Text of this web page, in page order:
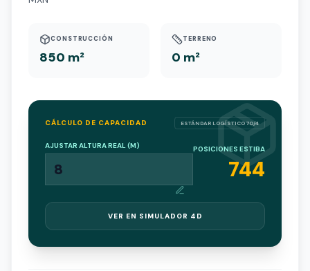
CONSTRUCCIÓN
850 m²
TERRENO
0 m²
CÁLCULO DE CAPACIDAD ESTÁNDAR LOGÍSTICO 70/4
AJUSTAR ALTURA REAL (M) POSICIONES ESTIBA
744
VER EN SIMULADOR 4D